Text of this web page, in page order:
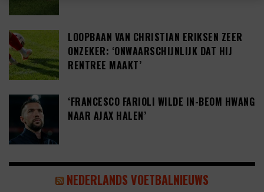
LOOPBAAN VAN CHRISTIAN ERIKSEN ZEER
ONZEKER: ‘ONWAARSCHIJNLIJK DAT HIJ
RENTREE MAAKT’
‘FRANCESCO FARIOLI WILDE IN-BEOM HWANG
NAAR AJAX HALEN’
NEDERLANDS VOETBALNIEUWS